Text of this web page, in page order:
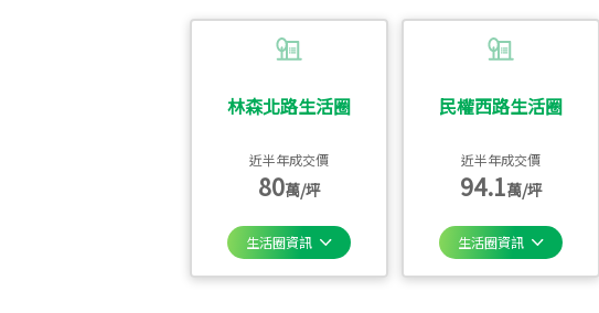
林森北路生活圈
近半年成交價
80萬/坪
生活圈資訊
民權西路生活圈
近半年成交價
94.1萬/坪
生活圈資訊